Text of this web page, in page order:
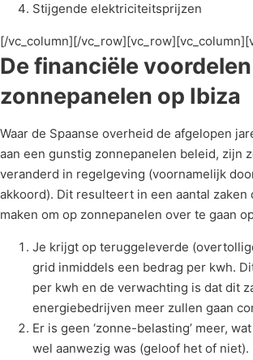
Stijgende elektriciteitsprijzen
[/vc_column][/
De financiële
zonnepanelen op Ibiza
Waar de Spaanse overheid de afgelopen
aan een gunstig zonnepanelen beleid, zijn
veranderd in regelgeving (voornamelijk
akkoord). Dit resulteert in een aantal zaken
maken om op zonnepanelen over te gaan
Je krijgt op teruggeleverde
grid inmiddels een bedrag per kwh.
per kwh en de verwachting is dat dit
energiebedrijven meer zullen gaan
Er is geen ‘zonne-belasting’ meer,
wel aanwezig was (geloof het of niet).